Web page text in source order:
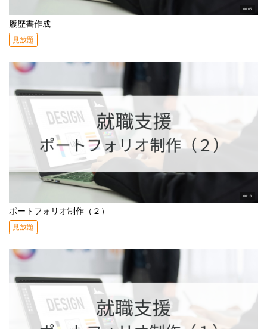
00:05
履歴書作成
見放題
00:13
ポートフォリオ制作（２）
見放題